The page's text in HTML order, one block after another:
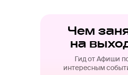
Чем
на
Гид от Афиши
интересным